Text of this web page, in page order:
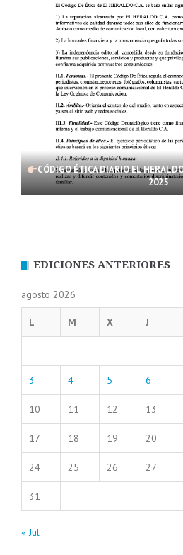
CÓDIGO ÉTICA DIARIO EL
2025
EDICIONES ANTERIORES
agosto 2026
L M X J
3 4 5 6
10 11 12 13
17 18 19 20
24 25 26 27
31
« Jul